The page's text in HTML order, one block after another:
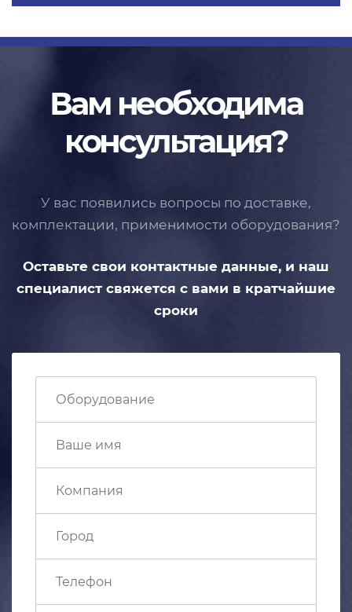
Вам необходима
консультация?
У вас появились вопросы по доставке,
комплектации, применимости оборудования?
Оставьте свои контактные данные, и наш
специалист свяжется с вами в кратчайшие
сроки